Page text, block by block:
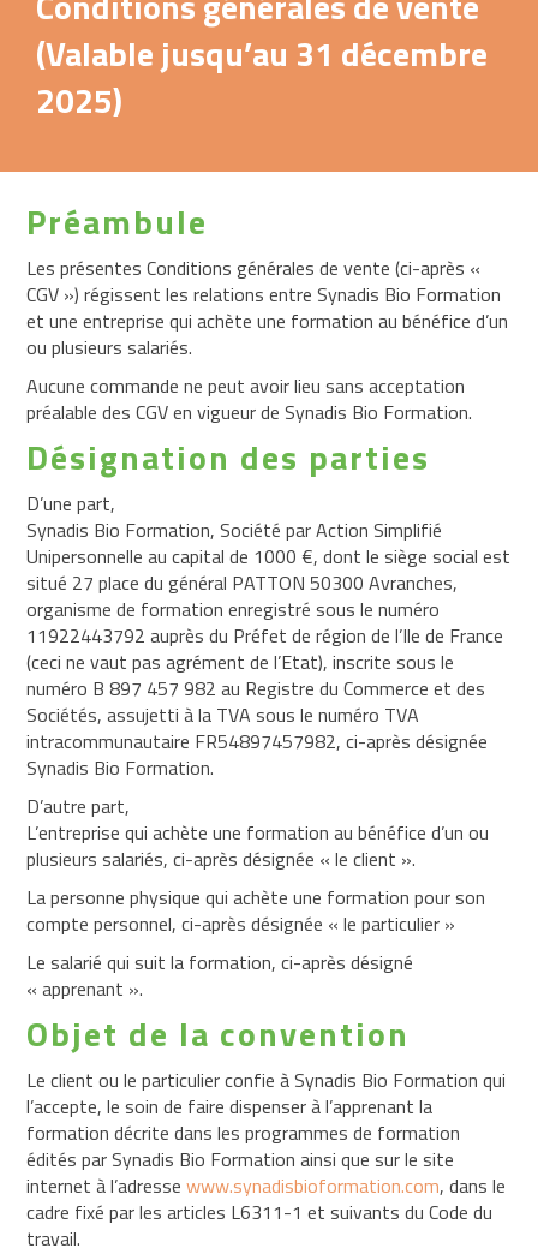
Catalogue
formations
Formations
Management
Ressources
Humaines
Formations
Obligatoires
Hygiène
Formations
Point
vente
Développement
Sécurité
Formations
Rayons
magasins
Compléments
alimentaires
Epicerie
Fruits
légumes
Naturopathie
Pains
céréales
Produits
issus
(Valable jusqu’au 31 décembre
2025)
Préambule
Les présentes Conditions générales de vente (ci-après «
CGV ») régissent les relations entre Synadis Bio Formation
et une entreprise qui achète une formation au bénéfice d’un
ou plusieurs salariés.
Aucune commande ne peut avoir lieu sans acceptation
préalable des CGV en vigueur de Synadis Bio Formation.
Désignation des parties
D’une part,
Synadis Bio Formation, Société par Action Simplifié
Unipersonnelle au capital de 1000 €, dont le siège social est
situé 27 place du général PATTON 50300 Avranches,
organisme de formation enregistré sous le numéro
11922443792 auprès du Préfet de région de l’Ile de France
(ceci ne vaut pas agrément de l’Etat), inscrite sous le
numéro B 897 457 982 au Registre du Commerce et des
Sociétés, assujetti à la TVA sous le numéro TVA
intracommunautaire FR54897457982, ci-après désignée
Synadis Bio Formation.
D’autre part,
L’entreprise qui achète une formation au bénéfice d’un ou
plusieurs salariés, ci-après désignée « le client ».
La personne physique qui achète une formation pour son
compte personnel, ci-après désignée « le particulier »
Le salarié qui suit la formation, ci-après désigné
« apprenant ».
Objet de la convention
Le client ou le particulier confie à Synadis Bio Formation qui
l’accepte, le soin de faire dispenser à l’apprenant la
formation décrite dans les programmes de formation
édités par Synadis Bio Formation ainsi que sur le site
internet à l’adressewww.synadisbioformation.com, dans le
cadre fixé par les articles L6311-1 et suivants du Code du
travail.